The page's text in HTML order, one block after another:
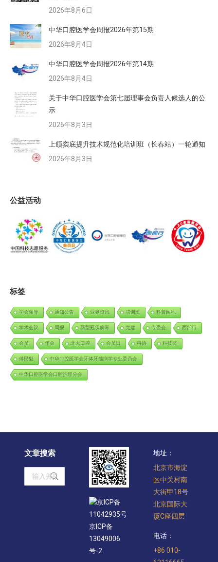
2026年8月6日
中华口腔医学会周报2026年第15期
2026年8月4日
中华口腔医学会周报2026年第14期
2026年8月4日
关于中华口腔医学会第七届理事会负责人候选人的公
示
2026年8月3日
上颌窦底提升技术规范化培训班（长春站）一轮通知
2026年8月3日
公益活动
标签
学会领导 通知公告 业界资讯 培训班 科普园地
学术会议 周报 新型冠状病毒 党建 专委会 西部行
会员 年会 北大口腔 会员日 科协 科技奖
傅民魁 中华口腔医学会牙体牙髓病学专业委员会
中华口腔医学会口腔护理分会
文章搜索
Search:
京ICP备
11042935号
京ICP备
13049006
号-2
地址：
北京市海淀
区中关村南
大街甲18号
北京国际大
厦C座四层
电话：
+86 010-